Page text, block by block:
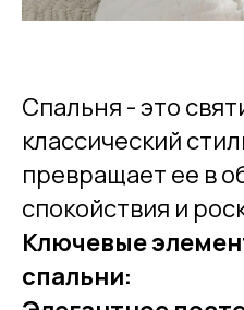
Спальня - это
классический
превращает ее в
спокойствия и
Ключевые
спальни: